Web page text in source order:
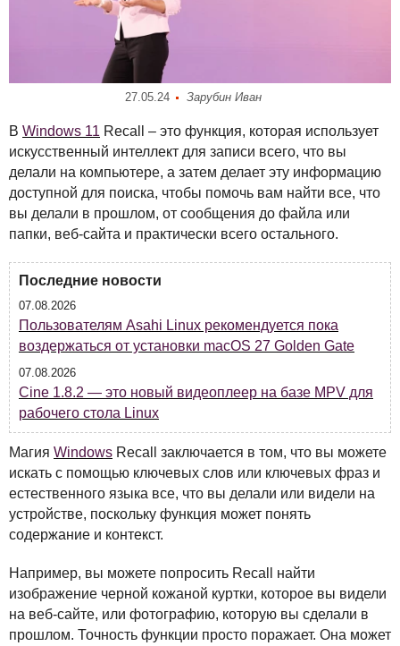
27.05.24 Зарубин Иван
В Windows 11 Recall – это функция, которая использует
искусственный интеллект для записи всего, что вы
делали на компьютере, а затем делает эту информацию
доступной для поиска, чтобы помочь вам найти все, что
вы делали в прошлом, от сообщения до файла или
папки, веб-сайта и практически всего остального.
Последние новости
07.08.2026
Пользователям Asahi Linux рекомендуется пока
воздержаться от установки macOS 27 Golden Gate
07.08.2026
Cine 1.8.2 — это новый видеоплеер на базе MPV для
рабочего стола Linux
Магия Windows Recall заключается в том, что вы можете
искать с помощью ключевых слов или ключевых фраз и
естественного языка все, что вы делали или видели на
устройстве, поскольку функция может понять
содержание и контекст.
Например, вы можете попросить Recall найти
изображение черной кожаной куртки, которое вы видели
на веб-сайте, или фотографию, которую вы сделали в
прошлом. Точность функции просто поражает. Она может